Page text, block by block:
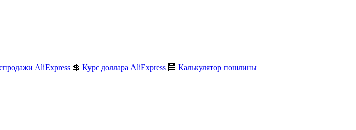
AliExpress 💲 Курс доллара AliExpress 🧮 Калькулятор пошлины